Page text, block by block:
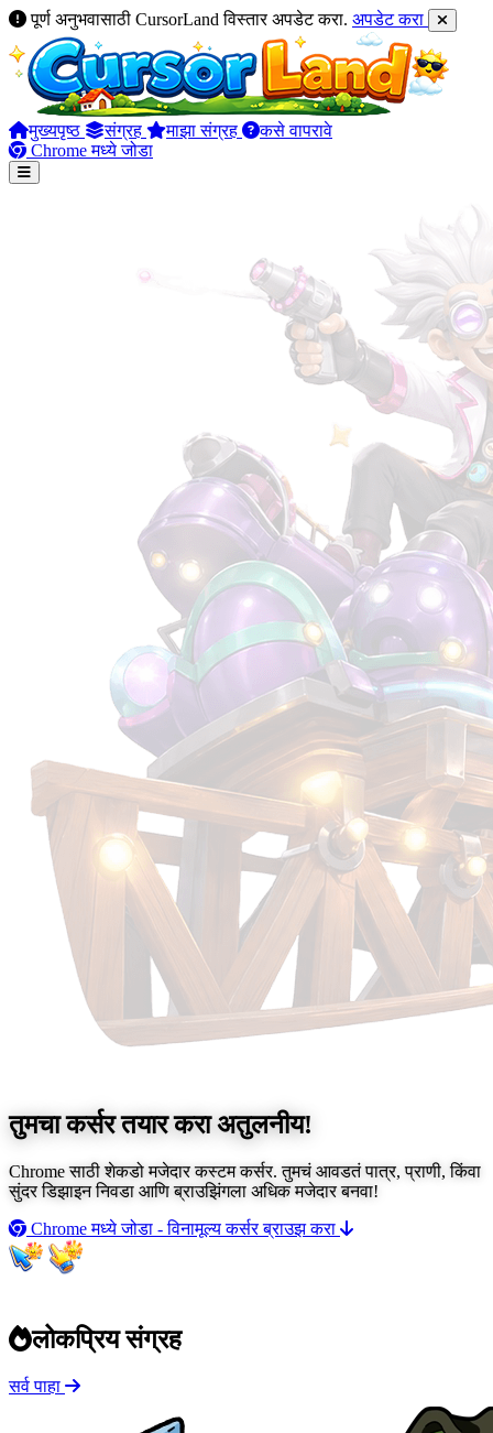
पूर्ण अनुभवासाठी CursorLand विस्तार अपडेट करा. अपडेट करा
मुख्यपृष्ठ संग्रह माझा संग्रह
कसे वापरावे
Chrome मध्ये जोडा
तुमचा कर्सर तयार कराअतुलनीय!
Chrome साठी शेकडो मजेदार कस्टम कर्सर. तुमचं आवडतं पात्र, प्राणी, किंवा
सुंदर डिझाइन निवडा आणि ब्राउझिंगला अधिक मजेदार बनवा!
Chrome मध्ये जोडा - विनामूल्यकर्सर ब्राउझ करा
लोकप्रिय संग्रह
सर्व पाहा